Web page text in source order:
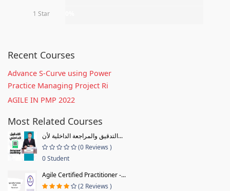
1 Star
Recent Courses
Advance S-Curve using Power
Practice Managing Project Ri
AGILE IN PMP 2022
Most Related Courses
التدقيق والمراجعة الداخلية لأن...
(0 Reviews )
0 Student
Agile Certified Practitioner -...
(2 Reviews )